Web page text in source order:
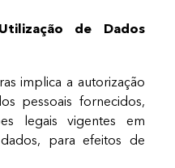
de Dados
implica a autorização
pessoais fornecidos,
legais vigentes em
para efeitos de